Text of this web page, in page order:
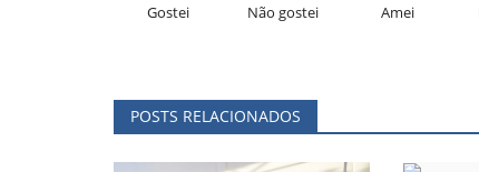
Gostei Não gostei Amei
POSTS RELACIONADOS